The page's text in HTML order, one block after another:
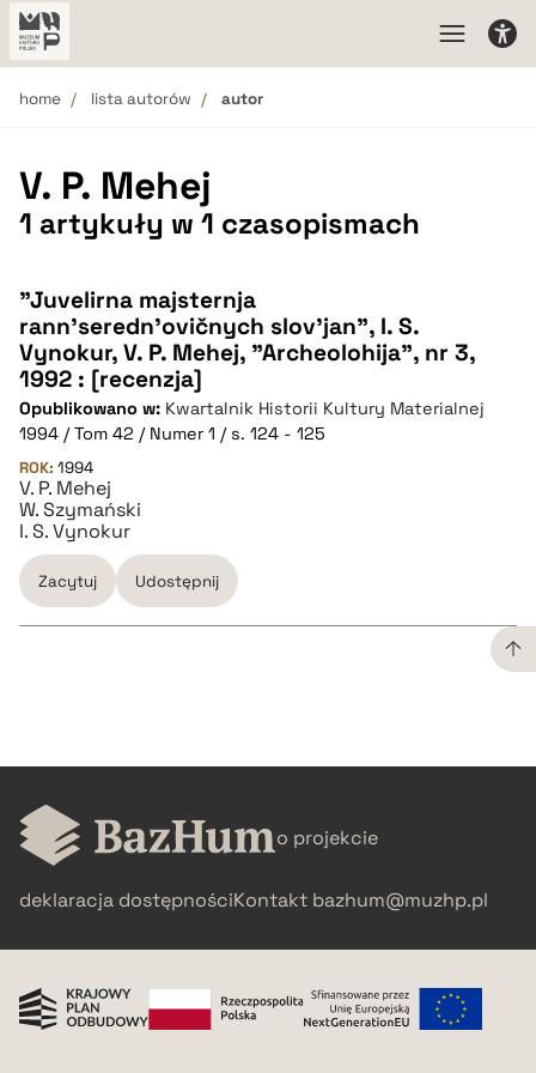
home lista autorów autor
V. P. Mehej
1 artykuły w 1 czasopismach
"Juvelirna majsternja
rann'seredn'ovičnych slov'jan", I. S.
Vynokur, V. P. Mehej, "Archeolohija", nr 3,
1992 : [recenzja]
Opublikowano w: Kwartalnik Historii Kultury Materialnej
1994 / Tom 42 / Numer 1 / s. 124 - 125
ROK: 1994
V. P. Mehej
W. Szymański
I. S. Vynokur
Zacytuj Udostępnij
pobierz cytat
BIBTEX
pobierz cytat
o projekcie
deklaracja dostępnościKontakt bazhum@muzhp.pl